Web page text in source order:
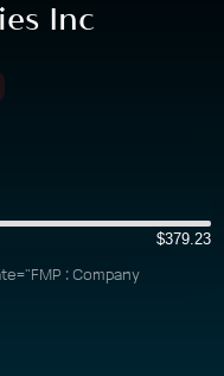
Inc
$379.23
: Company